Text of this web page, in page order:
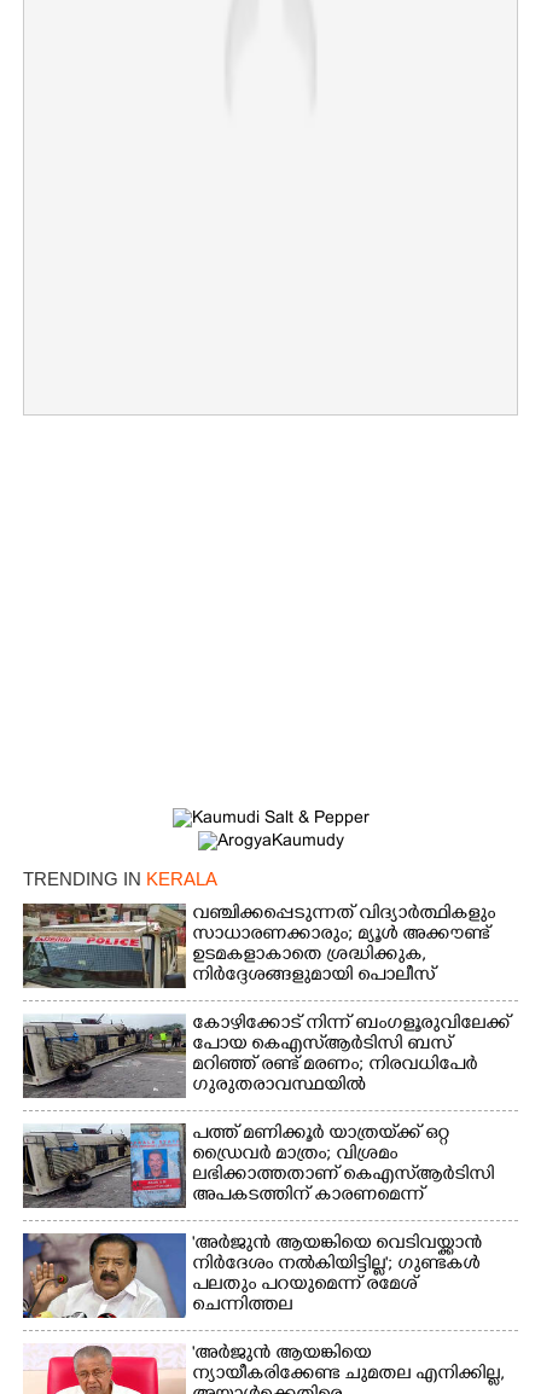
TRENDING IN KERALA
വഞ്ചിക്കപ്പെടുന്നത് വിദ്യാർത്ഥികളും
സാധാരണക്കാരും; മ്യൂൾ അക്കൗണ്ട്
ഉടമകളാകാതെ ശ്രദ്ധിക്കുക,
നിർദ്ദേശങ്ങളുമായി പൊലീസ്
കോഴിക്കോട് നിന്ന് ബംഗളൂരുവിലേക്ക്
പോയ കെഎസ്‌ആർടിസി ബസ്
മറിഞ്ഞ് രണ്ട് മരണം; നിരവധിപേർ
ഗുരുതരാവസ്ഥയിൽ
പത്ത് മണിക്കൂർ യാത്രയ്‌ക്ക് ഒറ്റ
ഡ്രൈവർ മാത്രം; വിശ്രമം
ലഭിക്കാത്തതാണ് കെഎസ്‌ആർടിസി
അപകടത്തിന് കാരണമെന്ന്
വിമർശനം
'അർജുൻ ആയങ്കിയെ വെടിവയ്ക്കാൻ
നിർദേശം നൽകിയിട്ടില്ല'; ഗുണ്ടകൾ
പലതും പറയുമെന്ന് രമേശ്
ചെന്നിത്തല
'അർജുൻ ആയങ്കിയെ
ന്യായീകരിക്കേണ്ട ചുമതല എനിക്കില്ല,